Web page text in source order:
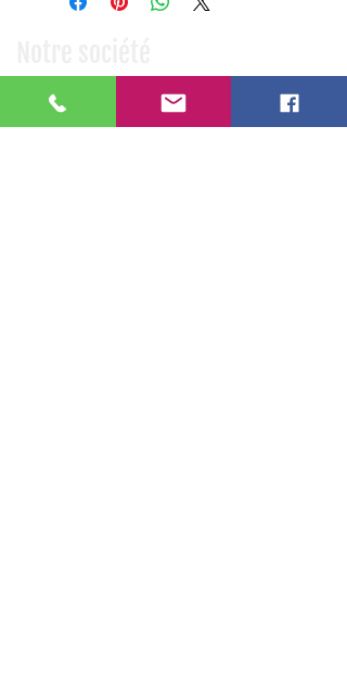
Qui sommes nous ?
Nos partenaires
Nos références clients